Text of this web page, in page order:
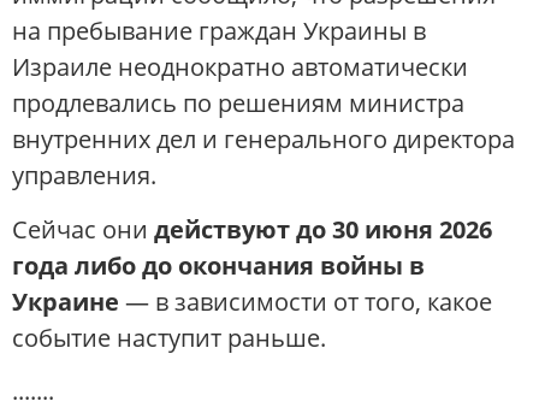
на пребывание граждан Украины в
Израиле неоднократно автоматически
продлевались по решениям министра
внутренних дел и генерального директора
управления.
Сейчас они действуют до 30 июня 2026
года либо до окончания войны в
Украине — в зависимости от того, какое
событие наступит раньше.
.......